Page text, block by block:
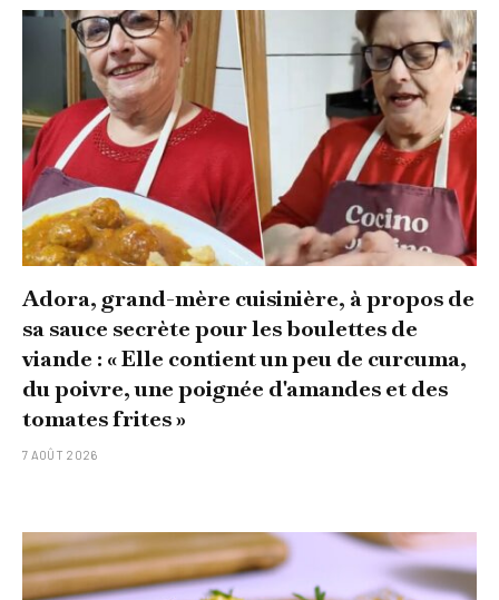
Adora, grand-mère cuisinière, à propos de
sa sauce secrète pour les boulettes de
viande : « Elle contient un peu de curcuma,
du poivre, une poignée d'amandes et des
tomates frites »
7 AOÛT 2026